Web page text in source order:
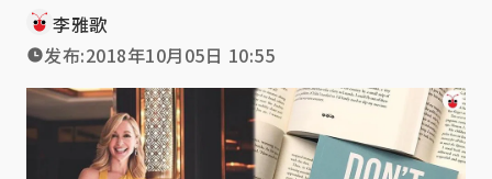
李雅歌
发布:2018年10月05日 10:55